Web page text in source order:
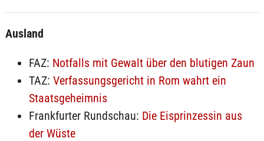
Ausland
FAZ: Notfalls mit Gewalt über den blutigen Zaun
TAZ: Verfassungsgericht in Rom wahrt ein
Staatsgeheimnis
Frankfurter Rundschau: Die Eisprinzessin aus
der Wüste